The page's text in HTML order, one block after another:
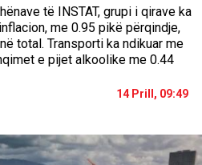
të INSTAT, grupi i qirave ka
me 0.95 pikë përqindje,
total. Transporti ka ndikuar me
e pijet alkoolike me 0.44
14 Prill, 09:49